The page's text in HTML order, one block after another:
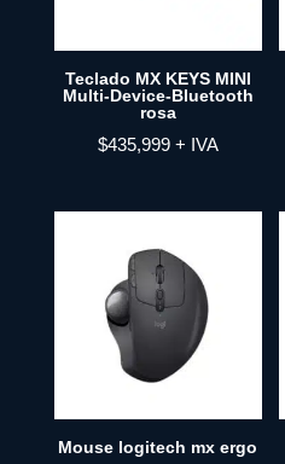
Teclado MX KEYS MINI
Multi-Device-Bluetooth
rosa
$435,999 + IVA
Mouse logitech mx ergo